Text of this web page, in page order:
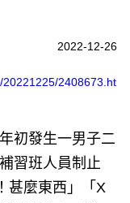
2022-12-26
20221225/2408673.ht
初發生一男子二
習班人員制止
甚麼東西」「X